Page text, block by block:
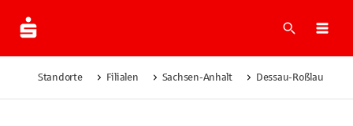
Suche
Standorte Filialen Sachsen-Anhalt Dessau-Roßlau